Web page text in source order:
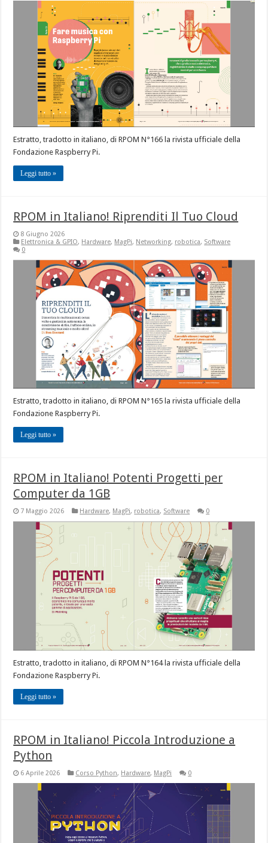
Estratto, tradotto in italiano, di RPOM N°166 la rivista ufficiale della
Fondazione Raspberry Pi.
Leggi tutto »
RPOM in Italiano! Riprenditi Il Tuo Cloud
8 Giugno 2026
Elettronica & GPIO, Hardware, MagPi, Networking, robotica, Software
0
Estratto, tradotto in italiano, di RPOM N°165 la rivista ufficiale della
Fondazione Raspberry Pi.
Leggi tutto »
RPOM in Italiano! Potenti Progetti per
Computer da 1GB
7 Maggio 2026 Hardware, MagPi, robotica, Software 0
Estratto, tradotto in italiano, di RPOM N°164 la rivista ufficiale della
Fondazione Raspberry Pi.
Leggi tutto »
RPOM in Italiano! Piccola Introduzione a
Python
6 Aprile 2026 Corso Python, Hardware, MagPi 0